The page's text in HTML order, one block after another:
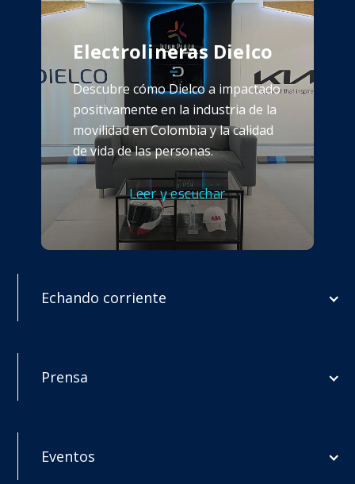
Electrolineras Dielco
Descubre cómo Dielco a impactado
positivamente en la industria de la
movilidad en Colombia y la calidad
de vida de las personas.
Leer y escuchar
Echando corriente
Prensa
Eventos